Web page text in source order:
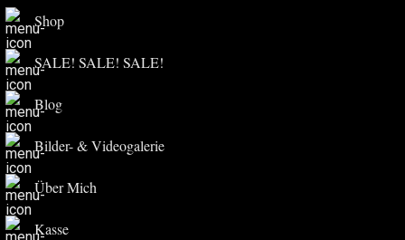
Shop
SALE! SALE! SALE!
Blog
Bilder- & Videogalerie
Über Mich
Kasse